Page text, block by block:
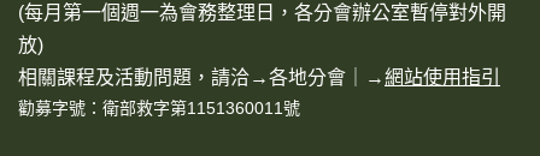
(每月第一個週一為會務整理日，各分會辦公室暫停對外開
放)
相關課程及活動問題，請洽→各地分會 ｜→網站使用指引
勸募字號：衛部救字第1151360011號